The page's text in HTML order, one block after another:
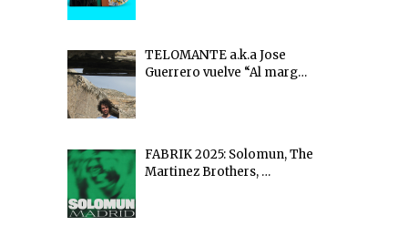
TELOMANTE a.k.a Jose
Guerrero vuelve “Al marg…
FABRIK 2025: Solomun, The
Martinez Brothers, …